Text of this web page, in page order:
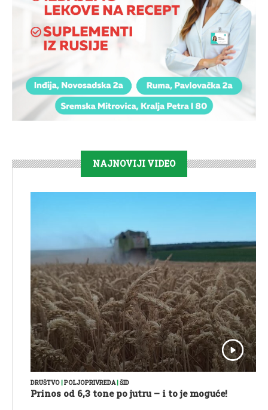
NAJNOVIJI VIDEO
DRUŠTVO|POLJOPRIVREDA|ŠID
Prinos od 6,3 tone po jutru – i to je moguće!